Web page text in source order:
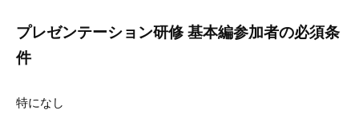
プレゼンテーション研修 基本編参加者の必須条
件
特になし